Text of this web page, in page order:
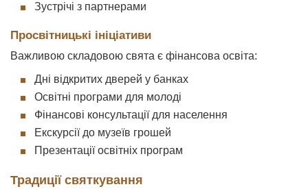
Зустрічі з партнерами
Просвітницькі ініціативи
Важливою складовою свята є фінансова освіта:
Дні відкритих дверей у банках
Освітні програми для молоді
Фінансові консультації для населення
Екскурсії до музеїв грошей
Презентації освітніх програм
Традиції святкування